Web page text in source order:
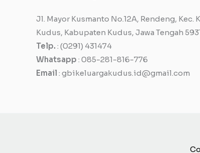
Jl. Mayor Kusmanto No.12A, Rendeng, Kec.
Kudus, Kabupaten Kudus, Jawa Tengah
Telp. : (0291) 431474
Whatsapp : 085-281-816-776
Email : gbikeluargakudus.id@gmail.com